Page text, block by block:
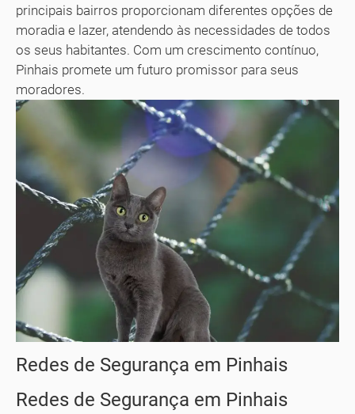
principais bairros proporcionam diferentes opções de
moradia e lazer, atendendo às necessidades de todos
os seus habitantes. Com um crescimento contínuo,
Pinhais promete um futuro promissor para seus
moradores.
Redes de Segurança em Pinhais
Redes de Segurança em Pinhais